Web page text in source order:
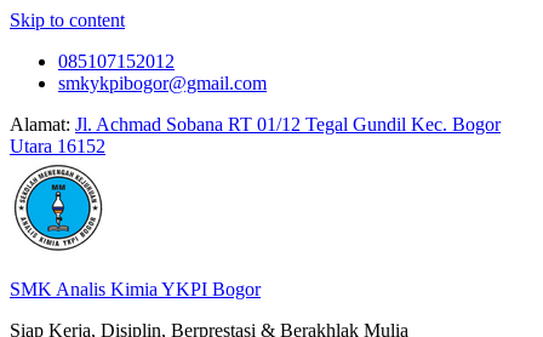
Skip to content
085107152012
smkykpibogor@gmail.com
Alamat: Jl. Achmad Sobana RT 01/12 Tegal Gundil Kec. Bogor
Utara 16152
SMK Analis Kimia YKPI Bogor
Siap Kerja, Disiplin, Berprestasi & Berakhlak Mulia